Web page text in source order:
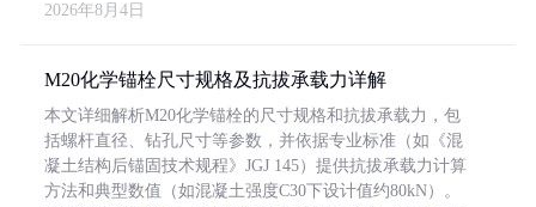
2026年8月4日
M20化学锚栓尺寸规格及抗拔承载力详解
本文详细解析M20化学锚栓的尺寸规格和抗拔承载力，包
括螺杆直径、钻孔尺寸等参数，并依据专业标准（如《混
凝土结构后锚固技术规程》JGJ 145）提供抗拔承载力计算
方法和典型数值（如混凝土强度C30下设计值约80kN）。